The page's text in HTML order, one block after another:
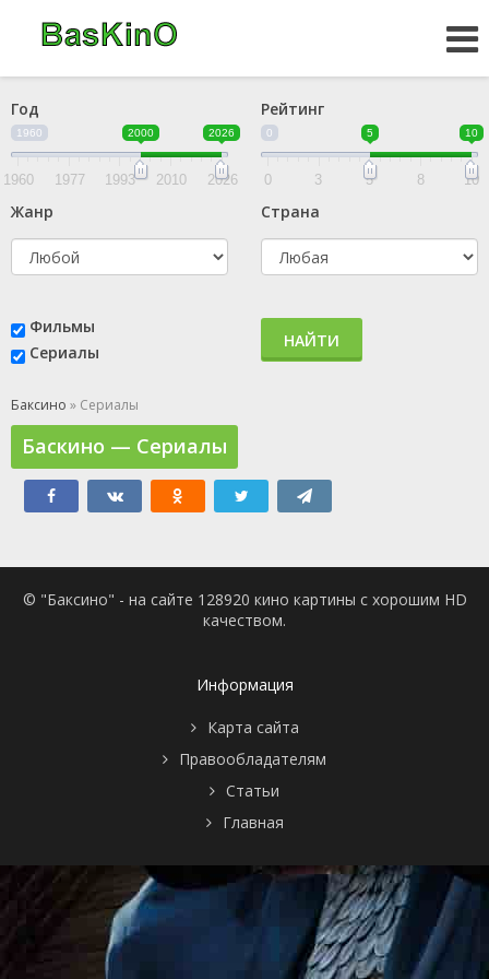
Год
1960 2000 2026
1960 1977 1993 2010 2026
Рейтинг
0 5 10
0 3 5 8 10
Жанр Страна
Фильмы
Сериалы
НАЙТИ
Баксино » Сериалы
Баскино — Сериалы
© "Баксино" - на сайте 128920 кино картины с хорошим HD
качеством.
Информация
Карта сайта
Правообладателям
Статьи
Главная